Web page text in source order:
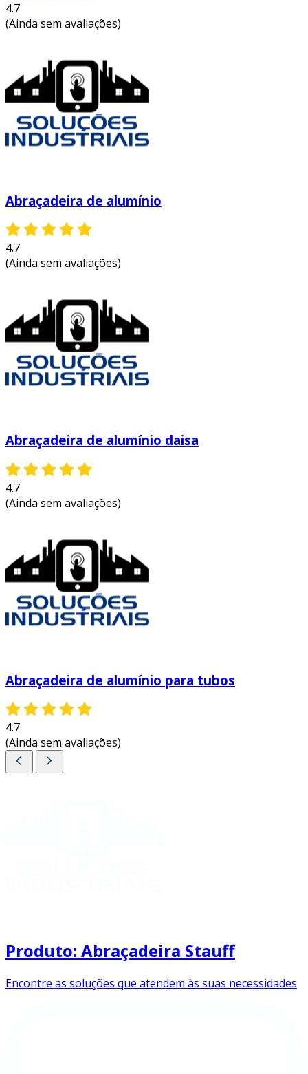
4.7
(Ainda sem avaliações)
Abraçadeira de alumínio
4.7
(Ainda sem avaliações)
Abraçadeira de alumínio daisa
4.7
(Ainda sem avaliações)
Abraçadeira de alumínio para tubos
4.7
(Ainda sem avaliações)
Produto: Abraçadeira Stauff
Encontre as soluções que atendem às suas necessidades